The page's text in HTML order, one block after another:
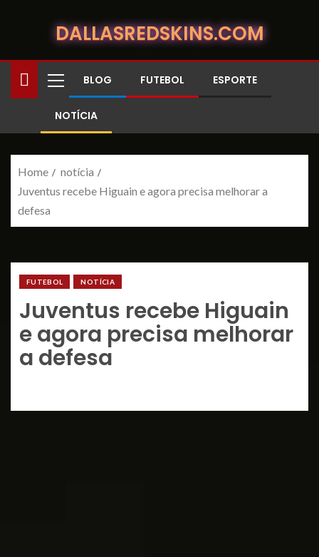
DALLASREDSKINS.COM
BLOG FUTEBOL ESPORTE
NOTÍCIA
Home
notícia
Juventus recebe Higuain e agora precisa melhorar a
defesa
FUTEBOL NOTÍCIA
Juventus recebe Higuain
e agora precisa melhorar
a defesa